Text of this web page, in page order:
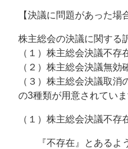
【決議に問題があっ
株主総会の決議に関する
（１）株主総会決議不存
（２）株主総会決議無効
（３）株主総会決議取消
の3種類が用意されていま
（１）株主総会決議不存
『不存在』とあるよ